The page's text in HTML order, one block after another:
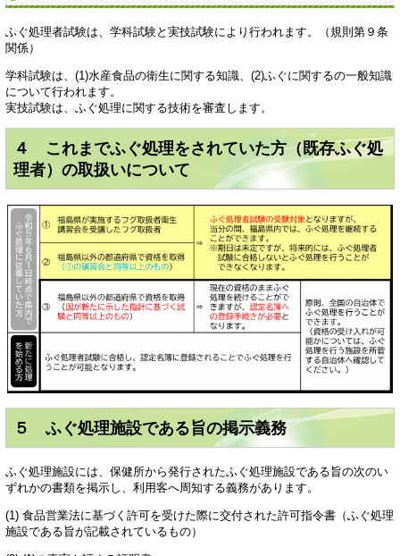
ふぐ処理者試験は、学科試験と実技試験により行われます。（規則第９条
関係）
学科試験は、(1)水産食品の衛生に関する知識、(2)ふぐに関するの一般知識
について行われます。
実技試験は、ふぐ処理に関する技術を審査します。
４ これまでふぐ処理をされていた方（既存ふぐ処
理者）の取扱いについて
５ ふぐ処理施設である旨の掲示義務
ふぐ処理施設には、保健所から発行されたふぐ処理施設である旨の次のい
ずれかの書類を掲示し、利用客へ周知する義務があります。
(1) 食品営業法に基づく許可を受けた際に交付された許可指令書（ふぐ処理
施設である旨が記載されているもの）